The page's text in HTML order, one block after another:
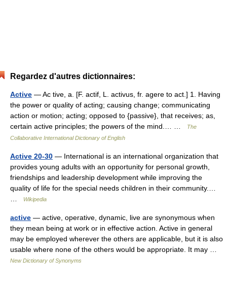
Regardez d'autres dictionnaires:
Active — Ac tive, a. [F. actif, L. activus, fr. agere to act.] 1. Having
the power or quality of acting; causing change; communicating
action or motion; acting; opposed to {passive}, that receives; as,
certain active principles; the powers of the mind.… …
The
Collaborative International Dictionary of English
Active 20-30 — International is an international organization that
provides young adults with an opportunity for personal growth,
friendships and leadership development while improving the
quality of life for the special needs children in their community.…
Wikipedia
active — active, operative, dynamic, live are synonymous when
they mean being at work or in effective action. Active in general
may be employed wherever the others are applicable, but it is also
usable where none of the others would be appropriate. It may …
New Dictionary of Synonyms